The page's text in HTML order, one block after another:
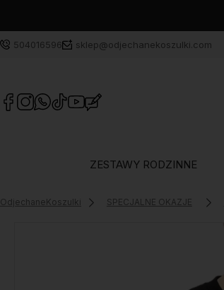
504016596 sklep@odjechanekoszulki.com
ZESTAWY RODZINNE
OdjechaneKoszulki SPECJALNE OKAZJE